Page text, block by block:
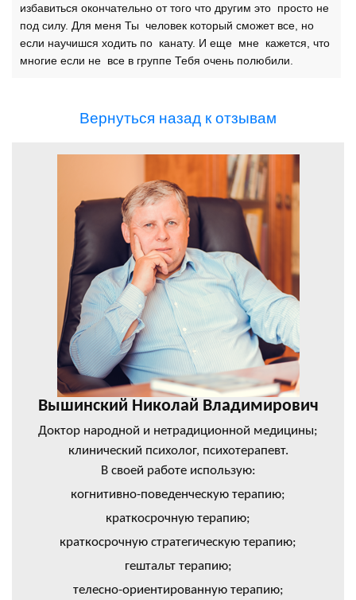
избавиться окончательно от того что другим это просто не
под силу. Для меня Ты человек который сможет все, но
если научишся ходить по канату. И еще мне кажется, что
многие если не все в группе Тебя очень полюбили.
Вернуться назад к отзывам
Вышинский Николай Владимирович
Доктор народной и нетрадиционной медицины;
клинический психолог, психотерапевт.
В своей работе использую:
когнитивно-поведенческую терапию;
краткосрочную терапию;
краткосрочную стратегическую терапию;
гештальт терапию;
телесно-ориентированную терапию;